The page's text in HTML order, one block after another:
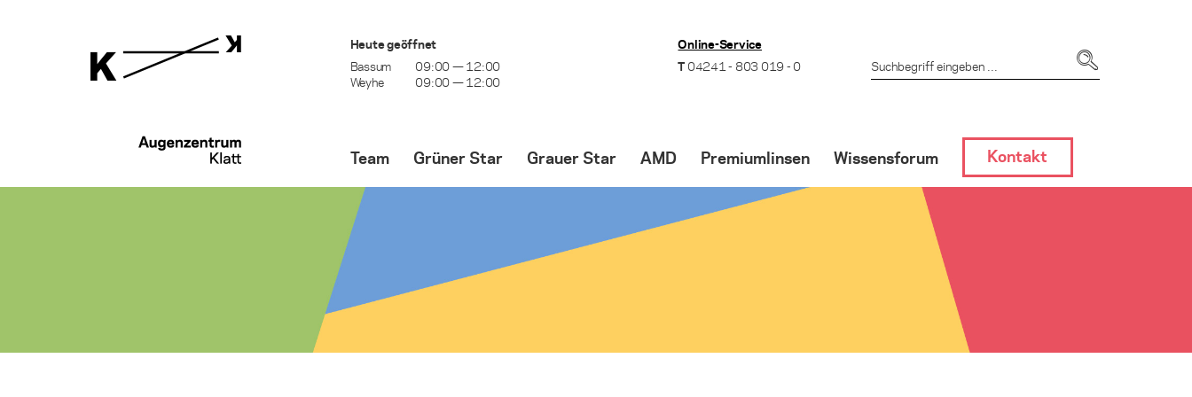
Heute geöffnet
Bassum
09:00 — 12:00
Weyhe
09:00 — 12:00
Online-Service
T 04241 - 803 019 - 0
Team Grüner Star
Laserbehandlung
Grauer Star
Ablauf der Operation
AMD
Optionen zur Behandlung
Premiumlinsen Wissensforum Kontakt